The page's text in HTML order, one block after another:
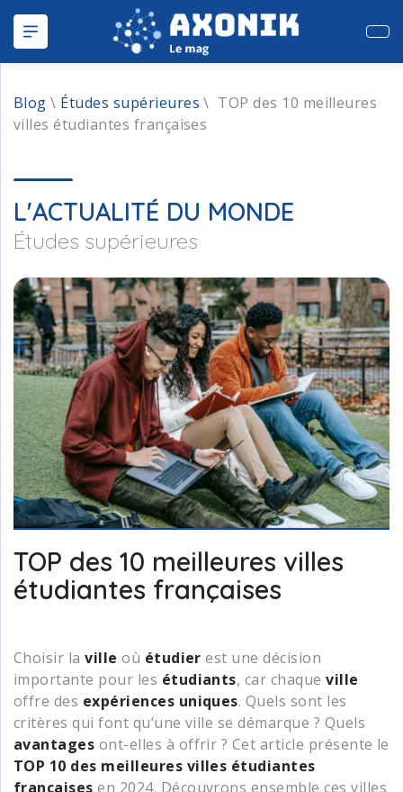
Blog \ Études supérieures \ TOP des 10 meilleures
villes étudiantes françaises
L'ACTUALITÉ DU MONDE
Études supérieures
TOP des 10 meilleures villes
étudiantes françaises
Choisir laville où étudier est une décision
importante pour les étudiants, car chaqueville
offre des expériences uniques. Quels sont les
critères qui font qu’une ville se démarque ? Quels
avantages ont-elles à offrir ? Cet article présente le
TOP 10 des meilleures villes étudiantes
françaises en 2024. Découvrons ensemble ces villes